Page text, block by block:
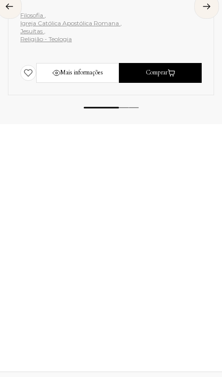
Filosofia
Igreja Católica Apostólica Romana
Jesuítas
Religião - Teologia
Mais informações Comprar